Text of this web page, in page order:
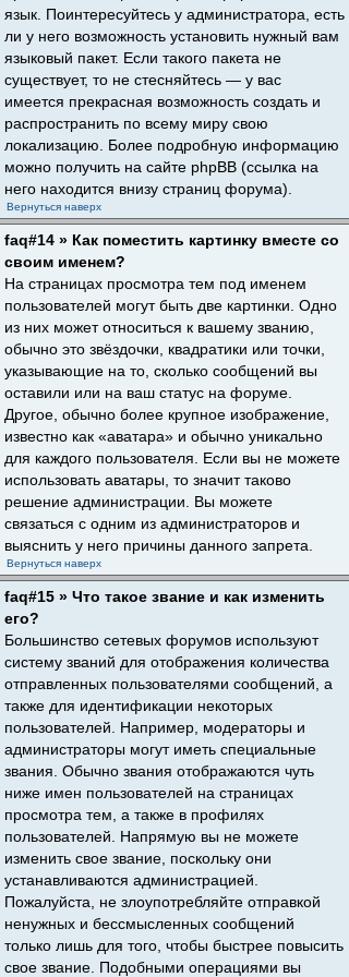
язык. Поинтересуйтесь у администратора, есть
ли у него возможность установить нужный вам
языковый пакет. Если такого пакета не
существует, то не стесняйтесь — у вас
имеется прекрасная возможность создать и
распространить по всему миру свою
локализацию. Более подробную информацию
можно получить на сайте phpBB (ссылка на
него находится внизу страниц форума).
Вернуться наверх
faq#14 » Как поместить картинку вместе со
своим именем?
На страницах просмотра тем под именем
пользователей могут быть две картинки. Одно
из них может относиться к вашему званию,
обычно это звёздочки, квадратики или точки,
указывающие на то, сколько сообщений вы
оставили или на ваш статус на форуме.
Другое, обычно более крупное изображение,
известно как «аватара» и обычно уникально
для каждого пользователя. Если вы не можете
использовать аватары, то значит таково
решение администрации. Вы можете
связаться с одним из администраторов и
выяснить у него причины данного запрета.
Вернуться наверх
faq#15 » Что такое звание и как изменить
его?
Большинство сетевых форумов используют
систему званий для отображения количества
отправленных пользователями сообщений, а
также для идентификации некоторых
пользователей. Например, модераторы и
администраторы могут иметь специальные
звания. Обычно звания отображаются чуть
ниже имен пользователей на страницах
просмотра тем, а также в профилях
пользователей. Напрямую вы не можете
изменить свое звание, поскольку они
устанавливаются администрацией.
Пожалуйста, не злоупотребляйте отправкой
ненужных и бессмысленных сообщений
только лишь для того, чтобы быстрее повысить
свое звание. Подобными операциями вы